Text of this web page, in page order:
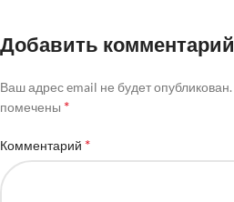
Добавить комментарий
Ваш адрес email не будет опубликован.
помечены *
Комментарий *